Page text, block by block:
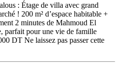
: Étage de villa avec grand
! 200 m² d’espace habitable +
2 minutes de Mahmoud El
parfait pour une vie de famille
DT Ne laissez pas passer cette